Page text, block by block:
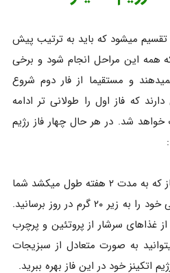
تقسیم میشود که باید به ترتیب پیش
همه این مراحل انجام شود و برخی
و مستقیما از فار دوم شروع
که فاز اول را طولانی تر ادامه
خواهد شد. در هر حال چهار فاز رژیم
: در این فاز که به مدت ۲ هفته طول میکشد شما
باید میزان کربوهیدرات دریافتی خود را به زیر ۲۰ گرم در روز برسانید.
غذاهای سرشار از پروتئین و پرچرب
به صورت متعادل از سبزیجات
اتکینز خود در این فاز بهره ببرید.